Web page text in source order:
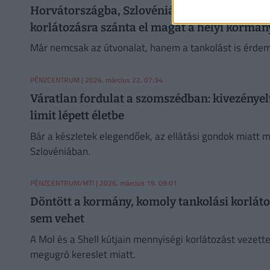
Horvátországba, Szlovéniába utazol
korlátozásra szánta el magát a helyi
Már nemcsak az útvonalat, hanem a tankolást is
PÉNZCENTRUM | 2026. március 22. 07:34
Váratlan fordulat a szomszédban:
limit lépett életbe
Bár a készletek elegendőek, az ellátási gondok miatt
Szlovéniában.
PÉNZCENTRUM/MTI | 2026. március 19. 09:01
Döntött a kormány, komoly tankolási
sem vehet
A Mol és a Shell kútjain mennyiségi korlátozást
megugró kereslet miatt.